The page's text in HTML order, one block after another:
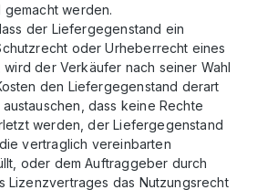
werden.
der Liefergegenstand ein
oder Urheberrecht eines
der Verkäufer nach seiner Wahl
den Liefergegenstand derart
dass keine Rechte
werden, der Liefergegenstand
vertraglich vereinbarten
oder dem Auftraggeber durch
Lizenzvertrages das Nutzungsrecht